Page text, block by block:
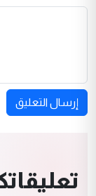
إرسال التعليق